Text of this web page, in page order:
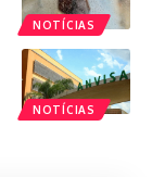
NOTÍCIAS
NOTÍCIAS